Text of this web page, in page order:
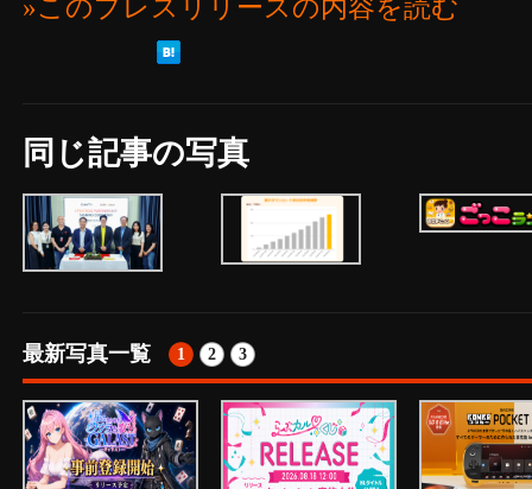
»このプレスリリースの内容を読む
同じ記事の写真
最新写真一覧 1 2 3